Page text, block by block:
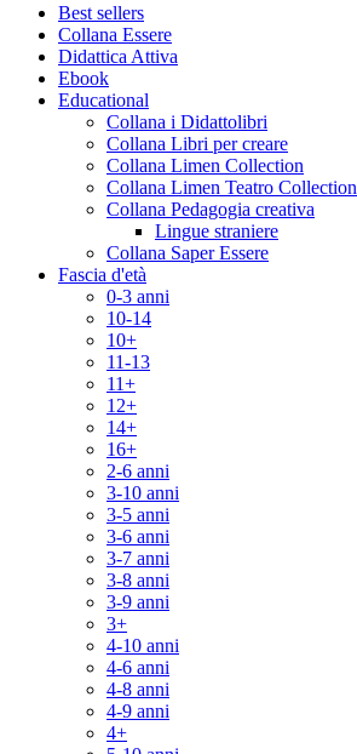
Best sellers
Collana Essere
Didattica Attiva
Ebook
Educational
Collana i Didattolibri
Collana Libri per creare
Collana Limen Collection
Collana Limen Teatro Collection
Collana Pedagogia creativa
Lingue straniere
Collana Saper Essere
Fascia d'età
0-3 anni
10-14
10+
11-13
11+
12+
14+
16+
2-6 anni
3-10 anni
3-5 anni
3-6 anni
3-7 anni
3-8 anni
3-9 anni
3+
4-10 anni
4-6 anni
4-8 anni
4-9 anni
4+